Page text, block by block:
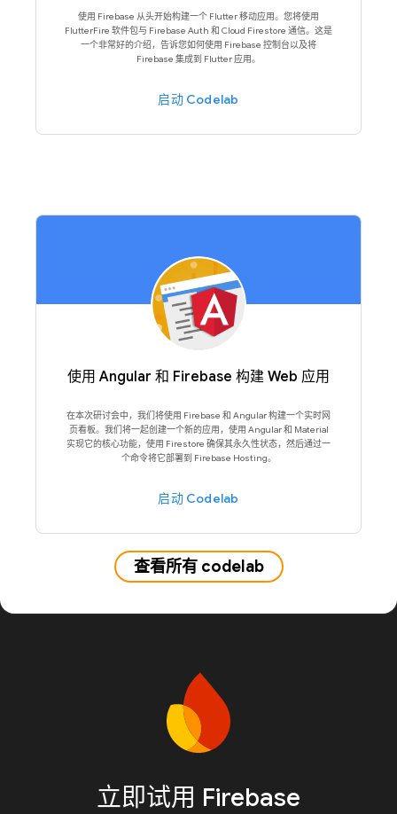
使用 Firebase 从头开始构建一个 Flutter 移动应用。您将使用
FlutterFire 软件包与 Firebase Auth 和 Cloud Firestore 通信。这是
一个非常好的介绍，告诉您如何使用 Firebase 控制台以及将
Firebase 集成到 Flutter 应用。
启动 Codelab
使用 Angular 和 Firebase 构建 Web 应用
在本次研讨会中，我们将使用 Firebase 和 Angular 构建一个实时网
页看板。我们将一起创建一个新的应用，使用 Angular 和 Material
实现它的核心功能，使用 Firestore 确保其永久性状态，然后通过一
个命令将它部署到 Firebase Hosting。
启动 Codelab
查看所有 codelab
立即试用 Firebase